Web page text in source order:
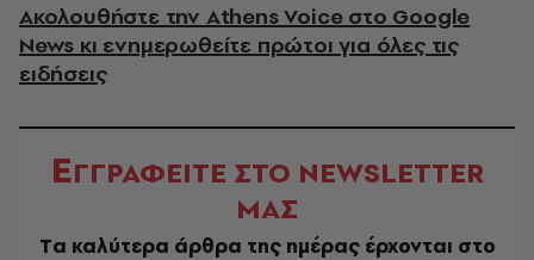
Ακολουθήστε την Athens Voice στο Google
News κι ενημερωθείτε πρώτοι για όλες τις
ειδήσεις
ΕΓΓΡΑΦΕΙΤΕ ΣΤΟ NEWSLETTER
ΜΑΣ
Tα καλύτερα άρθρα της ημέρας έρχονται στο